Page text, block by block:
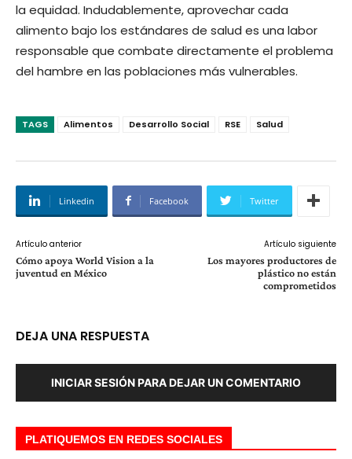
la equidad. Indudablemente, aprovechar cada
alimento bajo los estándares de salud es una labor
responsable que combate directamente el problema
del hambre en las poblaciones más vulnerables.
TAGS Alimentos Desarrollo Social RSE Salud
Linkedin Facebook Twitter
Artículo anterior
Cómo apoya World Vision a la
juventud en México
Artículo siguiente
Los mayores productores de
plástico no están
comprometidos
DEJA UNA RESPUESTA
INICIAR SESIÓN PARA DEJAR UN COMENTARIO
PLATIQUEMOS EN REDES SOCIALES